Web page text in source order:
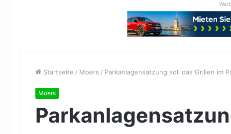
Startseite / Moers / Parkanlagensatzung soll das Grillen im
Moers